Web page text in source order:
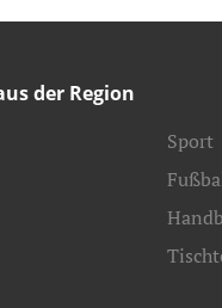
der Region
Sport